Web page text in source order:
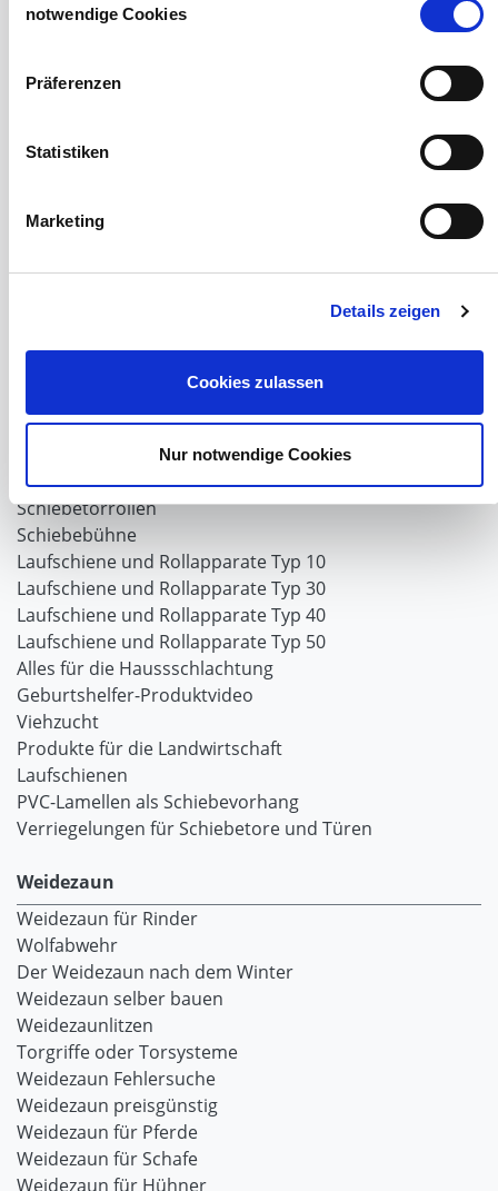
haben.
notwendige Cookies
Präferenzen
Statistiken
Marketing
Details zeigen
Cookies zulassen
Nur notwendige Cookies
PVC Lamellen für Pferdeställe
Rollvorhang-Systeme
SIMAtex-Windschutznetze
Hof- und Stall
Schiebetor über Eck selber bauen
Schiebetorsets
Winter und Landwirtschaft
Windschutznetz für Pferdestall
FAQ Schiebetorbau
Schiebetor selbst bauen
Schiebetorrollen
Schiebebühne
Laufschiene und Rollapparate Typ 10
Laufschiene und Rollapparate Typ 30
Laufschiene und Rollapparate Typ 40
Laufschiene und Rollapparate Typ 50
Alles für die Haussschlachtung
Geburtshelfer-Produktvideo
Viehzucht
Produkte für die Landwirtschaft
Laufschienen
PVC-Lamellen als Schiebevorhang
Verriegelungen für Schiebetore und Türen
Weidezaun
Weidezaun für Rinder
Wolfabwehr
Der Weidezaun nach dem Winter
Weidezaun selber bauen
Weidezaunlitzen
Torgriffe oder Torsysteme
Weidezaun Fehlersuche
Weidezaun preisgünstig
Weidezaun für Pferde
Weidezaun für Schafe
Weidezaun für Hühner